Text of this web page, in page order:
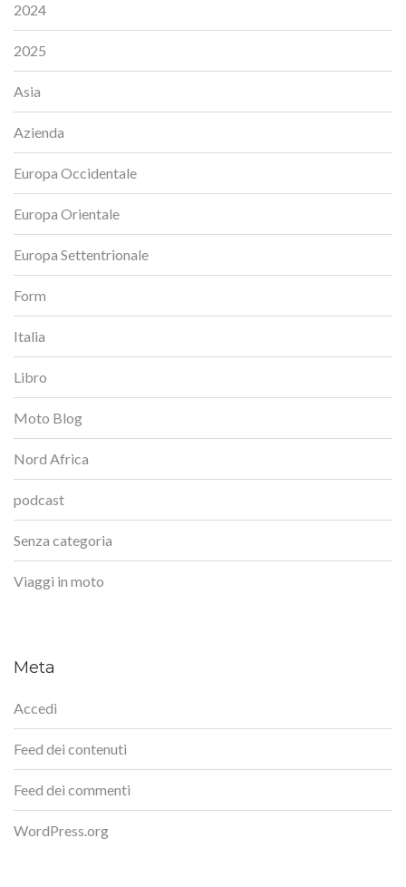
2024
2025
Asia
Azienda
Europa Occidentale
Europa Orientale
Europa Settentrionale
Form
Italia
Libro
Moto Blog
Nord Africa
podcast
Senza categoria
Viaggi in moto
Meta
Accedi
Feed dei contenuti
Feed dei commenti
WordPress.org